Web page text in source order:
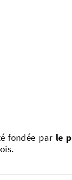
fondée par le